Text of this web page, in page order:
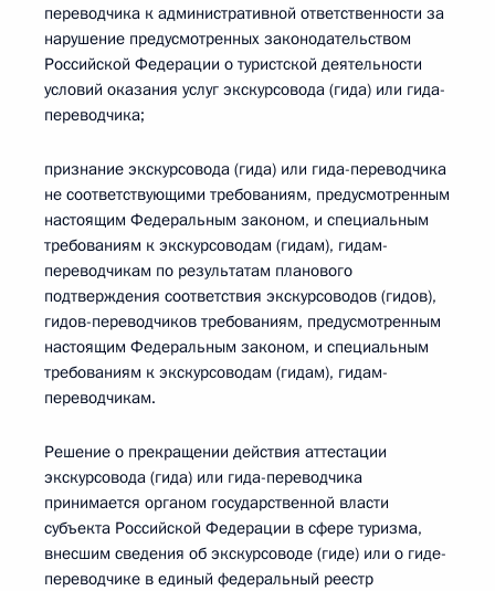
переводчика к административной ответственности за
нарушение предусмотренных законодательством
Российской Федерации о туристской деятельности
условий оказания услуг экскурсовода (гида) или гида-
переводчика;
признание экскурсовода (гида) или гида-переводчика
не соответствующими требованиям, предусмотренным
настоящим Федеральным законом, и специальным
требованиям к экскурсоводам (гидам), гидам-
переводчикам по результатам планового
подтверждения соответствия экскурсоводов (гидов),
гидов-переводчиков требованиям, предусмотренным
настоящим Федеральным законом, и специальным
требованиям к экскурсоводам (гидам), гидам-
переводчикам.
Решение о прекращении действия аттестации
экскурсовода (гида) или гида-переводчика
принимается органом государственной власти
субъекта Российской Федерации в сфере туризма,
внесшим сведения об экскурсоводе (гиде) или о гиде-
переводчике в единый федеральный реестр